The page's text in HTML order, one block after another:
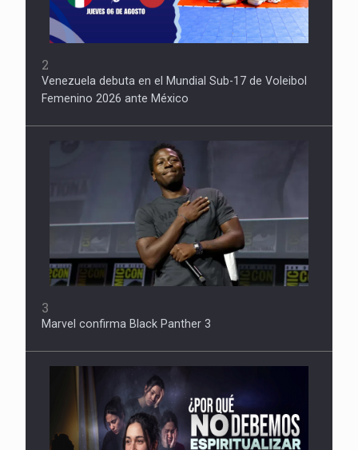
2
Venezuela debuta en el Mundial Sub-17 de Voleibol
Femenino 2026 ante México
3
Marvel confirma Black Panther 3